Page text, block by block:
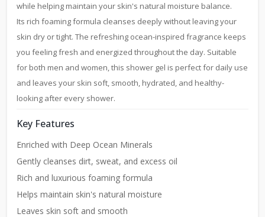
while helping maintain your skin's natural moisture balance.
Its rich foaming formula cleanses deeply without leaving your
skin dry or tight. The refreshing ocean-inspired fragrance keeps
you feeling fresh and energized throughout the day. Suitable
for both men and women, this shower gel is perfect for daily use
and leaves your skin soft, smooth, hydrated, and healthy-
looking after every shower.
Key Features
Enriched with Deep Ocean Minerals
Gently cleanses dirt, sweat, and excess oil
Rich and luxurious foaming formula
Helps maintain skin's natural moisture
Leaves skin soft and smooth